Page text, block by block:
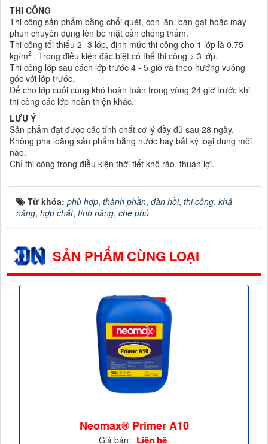
THI CÔNG
Thi công sản phẩm bằng chổi quét, con lăn, bàn gạt hoặc máy
phun chuyên dụng lên bề mặt cần chống thấm.
Thi công tối thiểu 2 -3 lớp, định mức thi công cho 1 lớp là 0.75
kg/m2 . Trong điều kiện đặc biệt có thể thi công > 3 lớp.
Thi công lớp sau cách lớp trước 4 - 5 giờ và theo hướng vuông
góc với lớp trước.
Để cho lớp cuối cùng khô hoàn toàn trong vòng 24 giờ trước khi
thi công các lớp hoàn thiện khác.
LƯU Ý
Sản phẩm đạt được các tính chất cơ lý đầy đủ sau 28 ngày.
Không pha loãng sản phẩm bằng nước hay bất kỳ loại dung môi
nào.
Chỉ thi công trong điều kiện thời tiết khô ráo, thuận lợi.
Từ khóa: phù hợp, thành phần, đàn hồi, thi công, khả
năng, hợp chất, tính năng, che phủ
SẢN PHẨM CÙNG LOẠI
Neomax® Primer A10
Giá bán: Liên hệ